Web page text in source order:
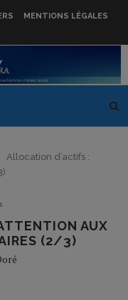
MENTIONS LÉGALES
Allocation d’actifs :
AUX
(2/3)